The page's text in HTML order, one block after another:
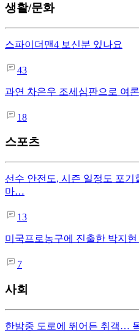
생활/문화
스파이더맨4 보신분 있나요
43
과연 차은우 조세심판으로 여
18
스포츠
선수 안전도, 시즌 일정도 포기
마…
13
미국프로농구에 진출한 박지
7
사회
한밤중 도로에 뛰어든 취객…